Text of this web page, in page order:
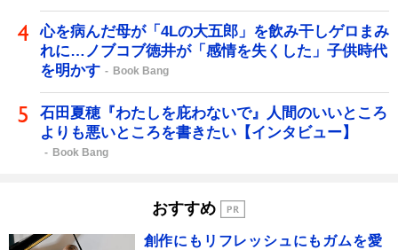
心を病んだ母が「4Lの大五郎」を飲み干しゲロまみ
れに…ノブコブ徳井が「感情を失くした」子供時代
を明かす
Book Bang
石田夏穂『わたしを庇わないで』人間のいいところ
よりも悪いところを書きたい【インタビュー】
Book Bang
おすすめ
創作にもリフレッシュにもガムを愛